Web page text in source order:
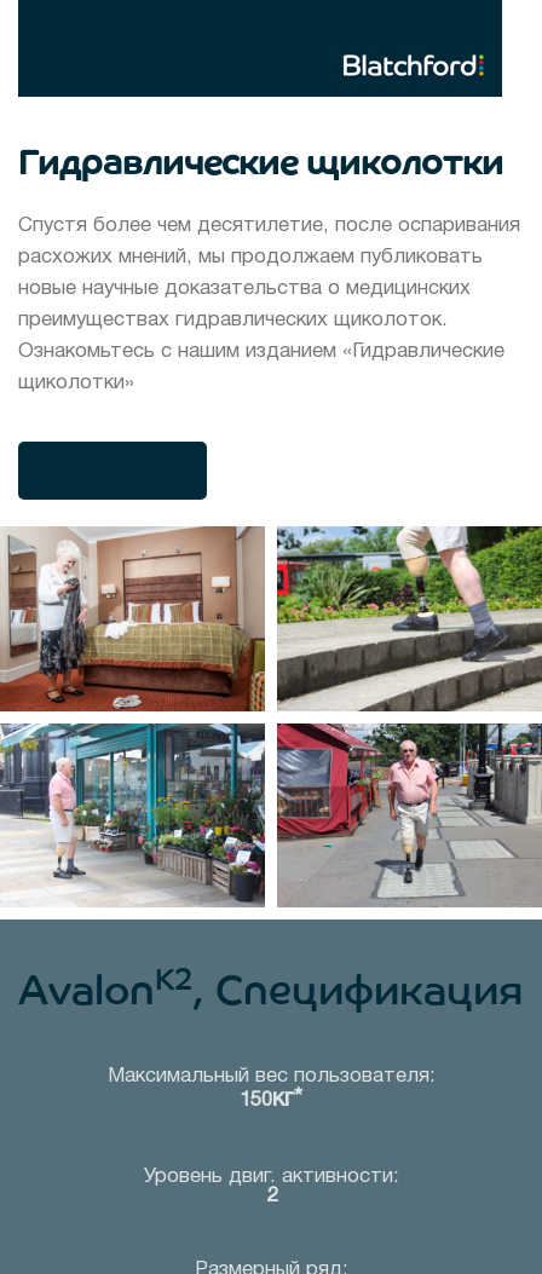
Гидравлические щиколотки
Спустя более чем десятилетие, после оспаривания
расхожих мнений, мы продолжаем публиковать
новые научные доказательства о медицинских
преимуществах гидравлических щиколоток.
Ознакомьтесь с нашим изданием «Гидравлические
щиколотки»
AvalonK2, Спецификация
Максимальный вес пользователя:
150 кг*
Уровень двиг. активности:
2
Размерный ряд: